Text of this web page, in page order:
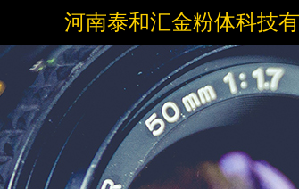
河南泰和汇金粉体科技